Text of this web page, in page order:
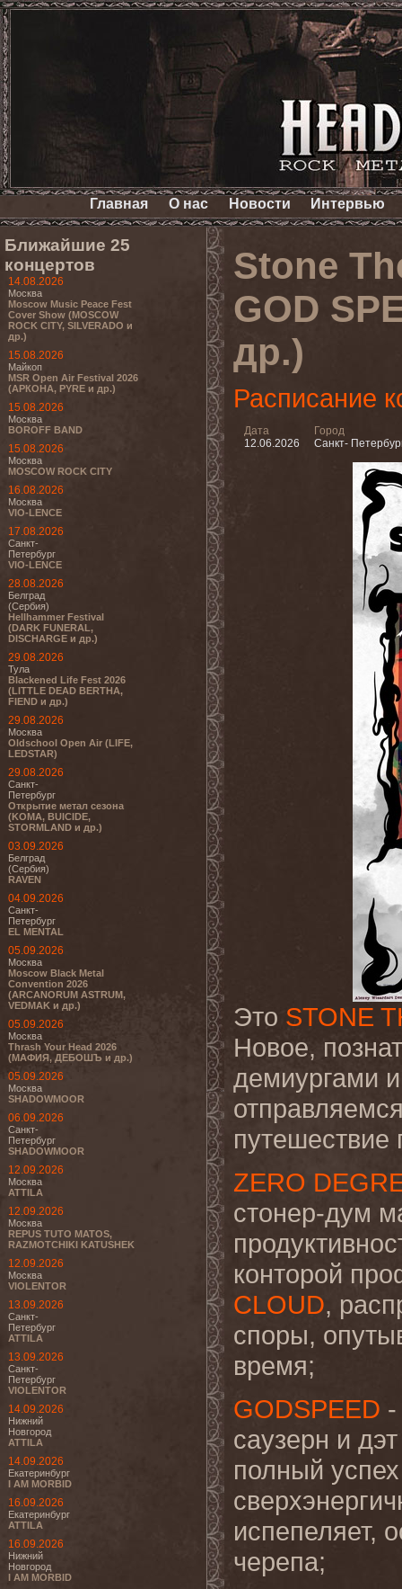
Главная О нас Новости Интервью
Ближайшие 25
концертов
14.08.2026
Москва
Moscow Music Peace Fest
Cover Show (MOSCOW
ROCK CITY, SILVERADO и
др.)
15.08.2026
Майкоп
MSR Open Air Festival 2026
(АРКОНА, PYRE и др.)
15.08.2026
Москва
BOROFF BAND
15.08.2026
Москва
MOSCOW ROCK CITY
16.08.2026
Москва
VIO-LENCE
17.08.2026
Санкт-
Петербург
VIO-LENCE
28.08.2026
Белград
(Сербия)
Hellhammer Festival
(DARK FUNERAL,
DISCHARGE и др.)
29.08.2026
Тула
Blackened Life Fest 2026
(LITTLE DEAD BERTHA,
FIEND и др.)
29.08.2026
Москва
Oldschool Open Air (LIFE,
LEDSTAR)
29.08.2026
Санкт-
Петербург
Открытие метал сезона
(KOMA, BUICIDE,
STORMLAND и др.)
03.09.2026
Белград
(Сербия)
RAVEN
04.09.2026
Санкт-
Петербург
EL MENTAL
05.09.2026
Москва
Moscow Black Metal
Convention 2026
(ARCANORUM ASTRUM,
VEDMAK и др.)
05.09.2026
Москва
Thrash Your Head 2026
(МАФИЯ, ДЕБОШЪ и др.)
05.09.2026
Москва
SHADOWMOOR
06.09.2026
Санкт-
Петербург
SHADOWMOOR
12.09.2026
Москва
ATTILA
12.09.2026
Москва
REPUS TUTO MATOS,
RAZMOTCHIKI KATUSHEK
12.09.2026
Москва
VIOLENTOR
13.09.2026
Санкт-
Петербург
ATTILA
13.09.2026
Санкт-
Петербург
VIOLENTOR
14.09.2026
Нижний
Новгород
ATTILA
14.09.2026
Екатеринбург
I AM MORBID
16.09.2026
Екатеринбург
ATTILA
16.09.2026
Нижний
Новгород
I AM MORBID
Stone
GOD
др.)
Расписание
Дата
12.06.2026
Город
Санкт-
Это STONE
Новое,
демиургами
ZERO
стонер-дум
конторой
CLOUD,
споры,
время;
GODSPEED
саузерн и
полный
испепеляет,
черепа;